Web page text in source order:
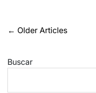
Navegación
entradas
← Older Articles
Buscar